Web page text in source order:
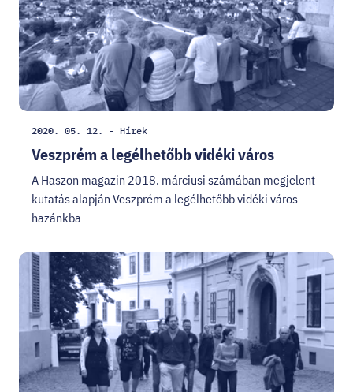
Veszprém a legélhetőbb vidéki város
Létrehozás
2020. 05. 12. - Kategória:
Hírek
A Haszon magazin 2018. márciusi számában megjelent
kutatás alapján Veszprém a legélhetőbb vidéki város
hazánkba